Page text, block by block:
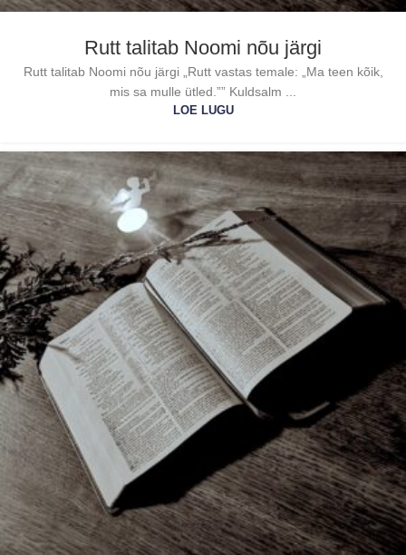
Rutt talitab Noomi nõu järgi
Rutt talitab Noomi nõu järgi „Rutt vastas temale: „Ma teen kõik,
mis sa mulle ütled.”” Kuldsalm ...
LOE LUGU